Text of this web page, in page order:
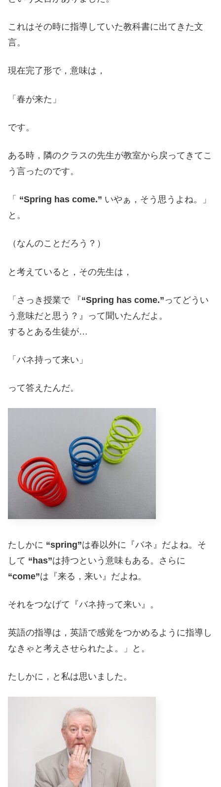
これはその時に指導していた教科書に出てきた文
言。
現在完了形で，意味は，
「春が来た」
です。
ある時，隣のクラスの先生が教室から戻ってきてこ
う言ったのです。
「 “Spring has come.” いやぁ，そう思うよね。」
と。
（なんのことだろう？）
と考えていると，その先生は，
「さっき授業で 『“Spring has come.”ってどうい
う意味だと思う？』って聞いたんだよ。
するとある生徒が…
「バネ持って来い」
って答えたんだ。
たしかに “spring”は春以外に『バネ』だよね。そ
して “has”は持つという意味もある。さらに
“come”は『来る，来い』だよね。
それをつなげて『バネ持って来い』。
英語の指導は，英語で感覚をつかめるように指導し
なきゃと考えさせられたよ。」と。
たしかに，と私は思いました。